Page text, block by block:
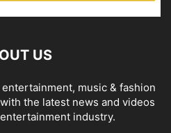
US
music & fashion
the latest news and videos
industry.